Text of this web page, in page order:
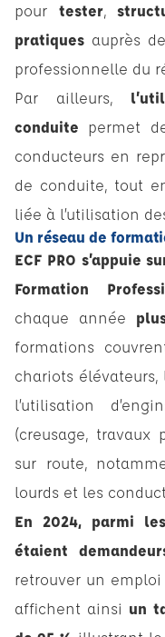
pour tester,
pratiques auprès
professionnelle du
Par ailleurs,
conduite permet
conducteurs en
de conduite, tout
liée à l’utilisation
Un réseau de
ECF PRO s’appuie
Formation
chaque année
formations
chariots
l’utilisation
(creusage,
sur route,
lourds et les
En 2024, parmi
étaient
retrouver un emploi
affichent ainsi un